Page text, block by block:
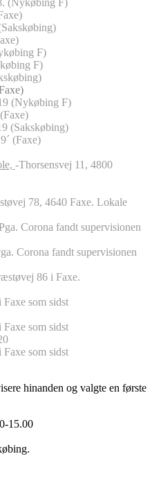
F)
F)
(Nykøbing F)
Faxe)
(Sakskøbing)
(Faxe)
-Thorsensvej 11, 4800
78, 4640 Faxe. Lokale
Corona fandt supervisionen
Corona fandt supervisionen
86 i Faxe.
som sidst
som sidst
som sidst
hinanden og valgte en første
15.00